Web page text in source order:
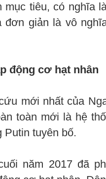
mục tiêu, có nghĩa
giản là vô
động cơ hạt nhân
mới nhất của
toàn mới là hệ
Putin tuyên bố.
năm 2017 đã